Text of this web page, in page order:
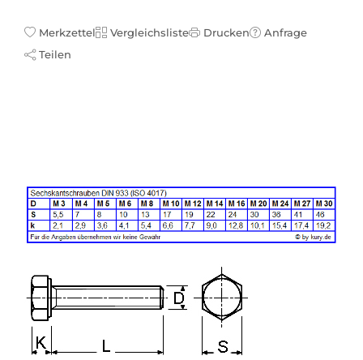
Merkzettel Vergleichsliste Drucken
Anfrage
Teilen